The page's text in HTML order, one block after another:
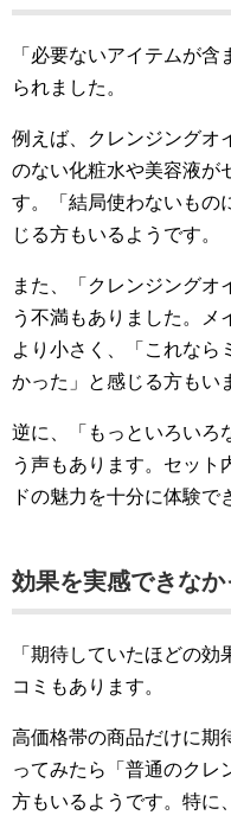
「必要ないアイテムが
られました。
例えば、クレンジングオ
のない化粧水や美容液が
す。「結局使わないもの
じる方もいるようです。
また、「クレンジングオ
う不満もありました。メ
より小さく、「これなら
かった」と感じる方もい
逆に、「もっといろいろ
う声もあります。セット
ドの魅力を十分に体験で
効果を実感できな
「期待していたほどの
コミもあります。
高価格帯の商品だけに期
ってみたら「普通のクレ
方もいるようです。特に